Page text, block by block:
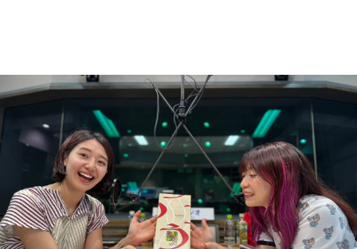
トピックス
TBS Podcast
お知らせ
イベント・グッズ
YouTube
会社情報